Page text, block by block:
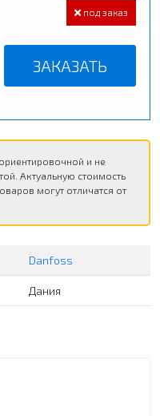
под заказ
ЗАКАЗАТЬ
и не
Актуальную стоимость
могут отличатся от
Danfoss
Дания